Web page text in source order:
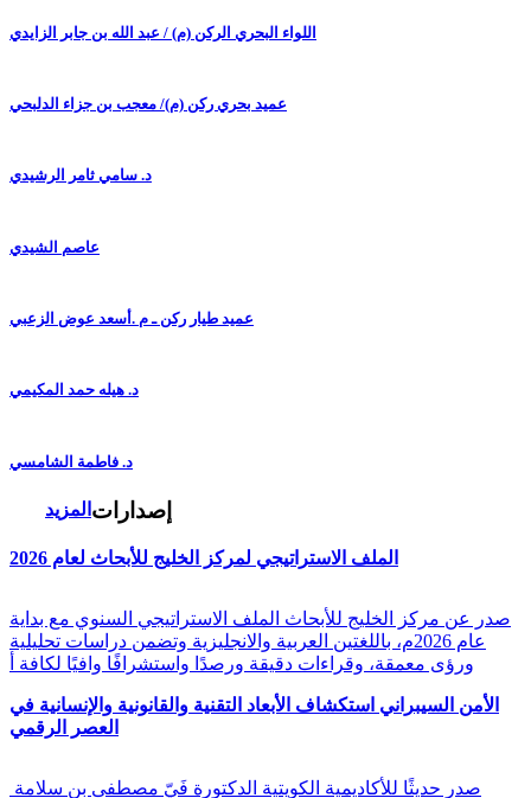
اللواء البحري الركن (م) / عبد الله بن جابر الزايدي
عميد بحري ركن (م)/ معجب بن جزاء الدلبحي
د. سامي ثامر الرشيدي
عاصم الشيدي
عميد طيار ركن ـ م .أسعد عوض الزعبي
د. هيله حمد المكيمي
د. فاطمة الشامسي
المزيد إصدارات
الملف الاستراتيجي لمركز الخليج للأبحاث لعام 2026
صدر عن مركز الخليج للأبحاث الملف الاستراتيجي السنوي مع بداية
عام 2026م، باللغتين العربية والانجليزية وتضمن دراسات تحليلية
ورؤى معمقة، وقراءات دقيقة ورصدًا واستشرافًا وافيًا لكافة أ
الأمن السيبراني استكشاف الأبعاد التقنية والقانونية والإنسانية في
العصر الرقمي